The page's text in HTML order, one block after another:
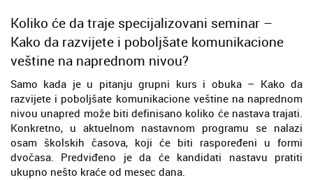
Koliko će da traje specijalizovani seminar –
Kako da razvijete i poboljšate komunikacione
veštine na naprednom nivou?
Samo kada je u pitanju grupni kurs i obuka – Kako da
razvijete i poboljšate komunikacione veštine na naprednom
nivou unapred može biti definisano koliko će nastava trajati.
Konkretno, u aktuelnom nastavnom programu se nalazi
osam školskih časova, koji će biti raspoređeni u formi
dvočasa. Predviđeno je da će kandidati nastavu pratiti
ukupno nešto kraće od mesec dana.